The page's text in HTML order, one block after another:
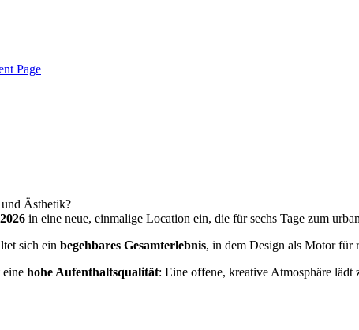
Page
Ästhetik?
in eine neue, einmalige Location ein, die für sechs Tage zum
sich ein begehbares Gesamterlebnis, in dem Design als Motor für
eine hohe Aufenthaltsqualität: Eine offene, kreative Atmosphäre lädt